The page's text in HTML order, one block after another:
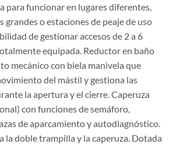
para funcionar en lugares diferentes,
grandes o estaciones de peaje de uso
de gestionar accesos de 2 a 6
equipada. Reductor en baño
mecánico con biela manivela que
del mástil y gestiona las
la apertura y el cierre. Caperuza
con funciones de semáforo,
de aparcamiento y autodiagnóstico.
la doble trampilla y la caperuza. Dotada